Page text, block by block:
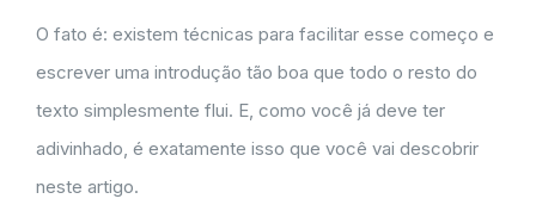
O fato é: existem técnicas para facilitar esse começo e
escrever uma introdução tão boa que todo o resto do
texto simplesmente flui. E, como você já deve ter
adivinhado, é exatamente isso que você vai descobrir
neste artigo.